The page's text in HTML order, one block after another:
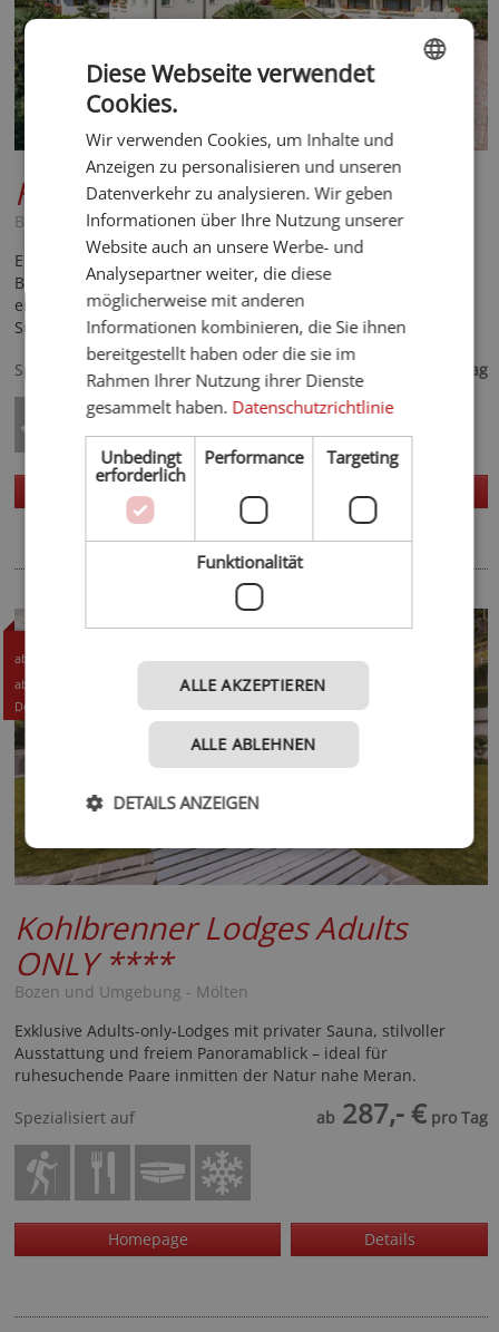
Hotel Vilpianerhof****
Bozen und Umgebung - Terlan
Einladendes und familiäres Haus mit Hallenbad, Bio-
Badeteich, mediterranem Garten, hervorragender Küche und
einem großen Aktiv-Angebot für unvergessliche Ferien in
Südtirol.
Spezialisiert auf
89,- € pro Tag
Homepage Details
ab 268,- CHF
ab
Details +
Kohlbrenner Lodges Adults
ONLY****
Bozen und Umgebung - Mölten
Exklusive Adults‑only‑Lodges mit privater Sauna, stilvoller
Ausstattung und freiem Panoramablick – ideal für
ruhesuchende Paare inmitten der Natur nahe Meran.
Spezialisiert auf
ab 287,- € pro Tag
Homepage Details
GERMAN
Diese Webseite verwendet
Cookies.
Wir verwenden Cookies, um Inhalte und
Anzeigen zu personalisieren und unseren
Datenverkehr zu analysieren. Wir geben
Informationen über Ihre Nutzung unserer
Website auch an unsere Werbe- und
Analysepartner weiter, die diese
möglicherweise mit anderen
Informationen kombinieren, die Sie ihnen
bereitgestellt haben oder die sie im
Rahmen Ihrer Nutzung ihrer Dienste
gesammelt haben. Datenschutzrichtlinie
Unbedingt
erforderlich
Performance Targeting
Funktionalität
ALLE AKZEPTIEREN
ALLE ABLEHNEN
DETAILS ANZEIGEN